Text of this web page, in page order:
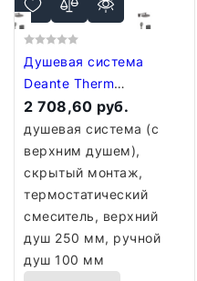
Душевая система
Deante Therm
BXYZDEBT
2 708,60 руб.
душевая система (с
верхним душем),
скрытый монтаж,
термостатический
смеситель, верхний
душ 250 мм, ручной
душ 100 мм